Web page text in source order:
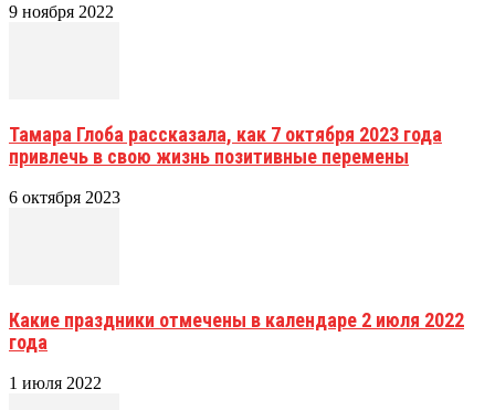
9 ноября 2022
Тамара Глоба рассказала, как 7 октября 2023 года
привлечь в свою жизнь позитивные перемены
6 октября 2023
Какие праздники отмечены в календаре 2 июля 2022
года
1 июля 2022